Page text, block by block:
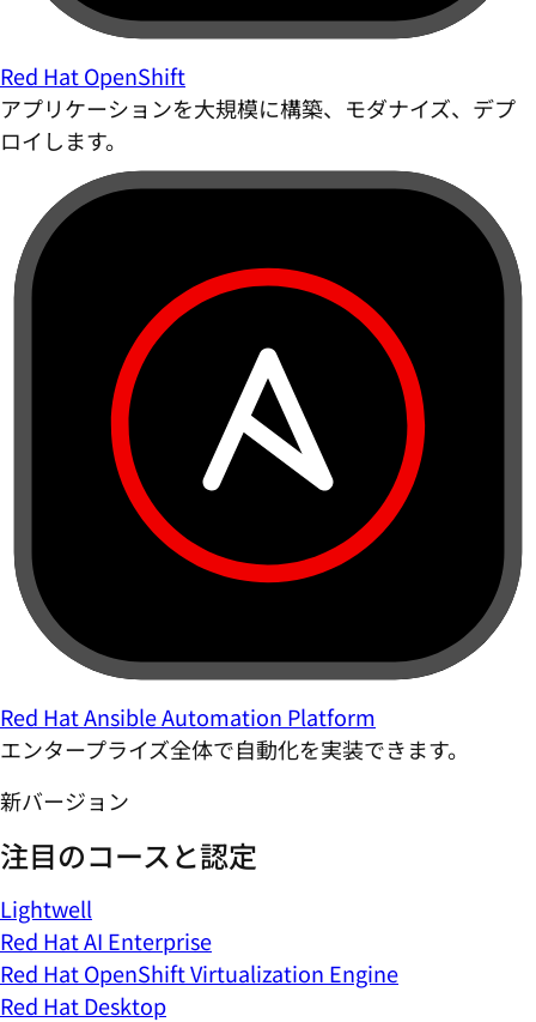
Red Hat OpenShift
アプリケーションを大規模に構築、モダナイズ、デプ
ロイします。
Red Hat Ansible Automation Platform
エンタープライズ全体で自動化を実装できます。
新バージョン
注目のコースと認定
Lightwell
Red Hat AI Enterprise
Red Hat OpenShift Virtualization Engine
Red Hat Desktop